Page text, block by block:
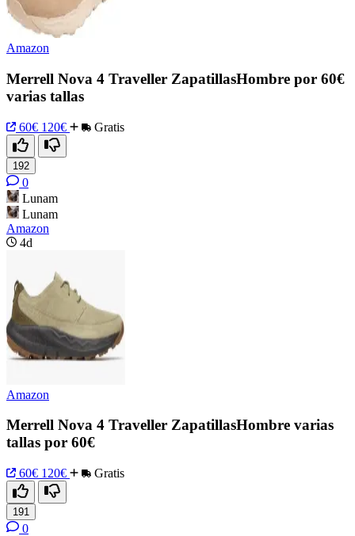
Amazon
Merrell Nova 4 Traveller ZapatillasHombre por 60€
varias tallas
60€ 120€ Gratis
192
0
Lunam
Lunam
Amazon
4d
Amazon
Merrell Nova 4 Traveller ZapatillasHombre varias
tallas por 60€
60€ 120€ Gratis
191
0